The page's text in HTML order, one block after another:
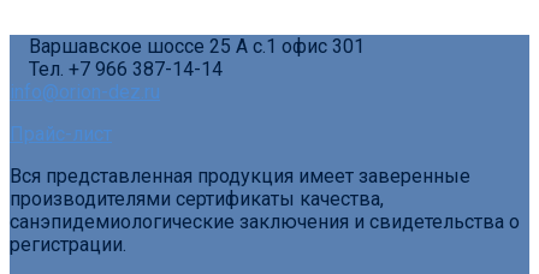
Варшавское шоссе 25 А с.1 офис 301
Тел. +7 966 387-14-14
info@orion-dez.ru
Прайс-лист
Вся представленная продукция имеет заверенные
производителями сертификаты качества,
санэпидемиологические заключения и свидетельства о
регистрации.